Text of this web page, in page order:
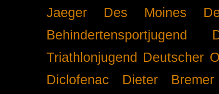
Jaeger
Des Moines
Behindertensportjugend
Triathlonjugend Deutscher
Diclofenac
Dieter Bremer